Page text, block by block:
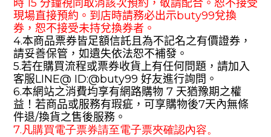
時15 分鐘視同取消該次預約，敬請配合。恕不接受
現場直接預約。到店時請務必出示buty99兌換
券，恕不接受未持兌換券者。
4.本商品票券皆足額信託且為不記名之有價證券，
請妥善保管，如遺失依法恕不補發。
5.若在購買流程或票券收貨上有任何問題，請加入
客服LINE@ ID:@buty99 好友進行詢問。
6.本網站之消費均享有網路購物 7 天猶豫期之權
益！若商品或服務有瑕疵，可享購物後7天內無條
件退/換貨之售後服務。
7.凡購買電子票券請至電子票夾確認內容。